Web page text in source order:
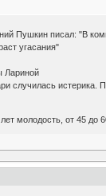
Пушкин писал: "В
угасания"
Лариной
молодость, от 45 до